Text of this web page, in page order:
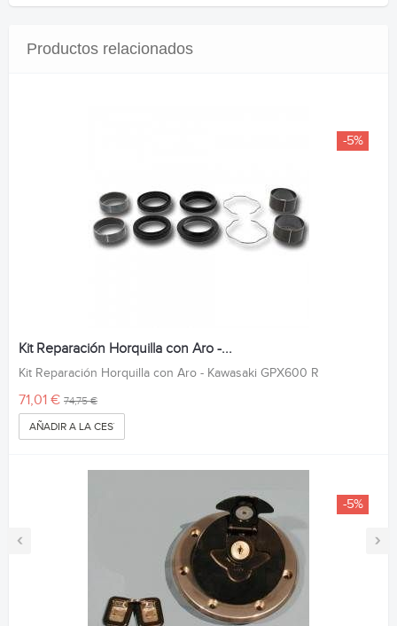
Productos relacionados
‹ ›
-5%
Kit Reparación Horquilla con Aro -...
Kit Reparación Horquilla con Aro - Kawasaki GPX600 R
71,01 € 74,75 €
AÑADIR A LA CESTA
-5%